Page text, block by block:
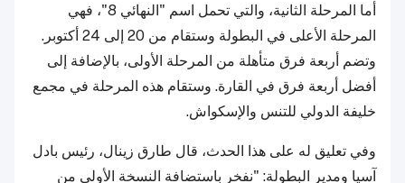
أما المرحلة الثانية، والتي تحمل اسم "النهائي 8"، فهي
المرحلة الأعلى في البطولة وستقام من 20 إلى 24 أكتوبر.
وتضم أربعة فرق متأهلة من المرحلة الأولى، بالإضافة إلى
أفضل أربعة فرق في القارة. وستقام هذه المرحلة في مجمع
خليفة الدولي للتنس والإسكواش.
وفي تعليق له على هذا الحدث، قال طارق زينال، رئيس بادل
آسيا ومدير البطولة: "نفخر باستضافة النسخة الأولى من